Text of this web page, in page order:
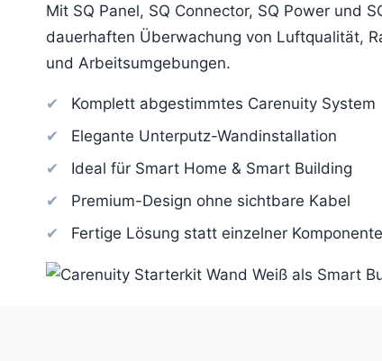
Mit SQ Panel, SQ Connector, SQ Power und
dauerhaften Überwachung von Luftqualität,
und Arbeitsumgebungen.
Komplett abgestimmtes Carenuity System
Elegante Unterputz-Wandinstallation
Ideal für Smart Home & Smart Building
Premium-Design ohne sichtbare Kabel
Fertige Lösung statt einzelner